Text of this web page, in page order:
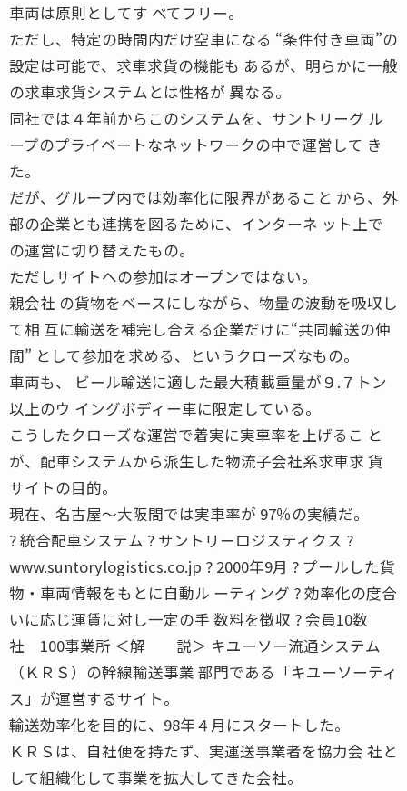
車両は原則としてす べてフリー。
ただし、特定の時間内だけ空車になる “条件付き車両”の
設定は可能で、求車求貨の機能も あるが、明らかに一般
の求車求貨システムとは性格が 異なる。
同社では４年前からこのシステムを、サントリーグ ル
ープのプライベートなネットワークの中で運営して き
た。
だが、グループ内では効率化に限界があること から、外
部の企業とも連携を図るために、インターネ ット上で
の運営に切り替えたもの。
ただしサイトへの参加はオープンではない。
親会社 の貨物をベースにしながら、物量の波動を吸収し
て相 互に輸送を補完し合える企業だけに“共同輸送の仲
間” として参加を求める、というクローズなもの。
車両も、 ビール輸送に適した最大積載重量が９.７トン
以上のウ イングボディー車に限定している。
こうしたクローズな運営で着実に実車率を上げるこ と
が、配車システムから派生した物流子会社系求車求 貨
サイトの目的。
現在、名古屋〜大阪間では実車率が 97％の実績だ。
? 統合配車システム ? サントリーロジスティクス ?
www.suntorylogistics.co.jp ? 2000年9月 ? プールした貨
物・車両情報をもとに自動ル ーティング ? 効率化の度合
いに応じ運賃に対し一定の手 数料を徴収 ? 会員10数
社 100事業所 ＜解 説＞ キユーソー流通システム
（ＫＲＳ）の幹線輸送事業 部門である「キユーソーティ
ス」が運営するサイト。
輸送効率化を目的に、98年４月にスタートした。
ＫＲＳは、自社便を持たず、実運送事業者を協力会 社と
して組織化して事業を拡大してきた会社。